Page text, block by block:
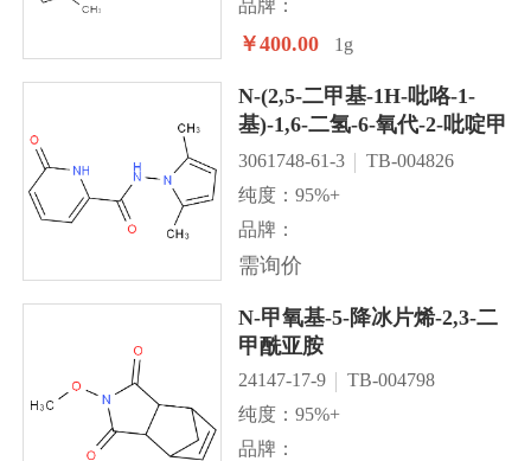
品牌：
￥400.00 1g
N-(2,5-二甲基-1H-吡咯-1-
基)-1,6-二氢-6-氧代-2-吡啶甲
酰胺
3061748-61-3
TB-004826
纯度：95%+
品牌：
需询价
N-甲氧基-5-降冰片烯-2,3-二
甲酰亚胺
24147-17-9
TB-004798
纯度：95%+
品牌：